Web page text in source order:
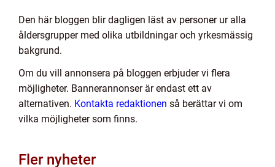
Den här bloggen blir dagligen läst av personer ur alla
åldersgrupper med olika utbildningar och yrkesmässig
bakgrund.
Om du vill annonsera på bloggen erbjuder vi flera
möjligheter. Bannerannonser är endast ett av
alternativen. Kontakta redaktionen så berättar vi om
vilka möjligheter som finns.
Fler nyheter